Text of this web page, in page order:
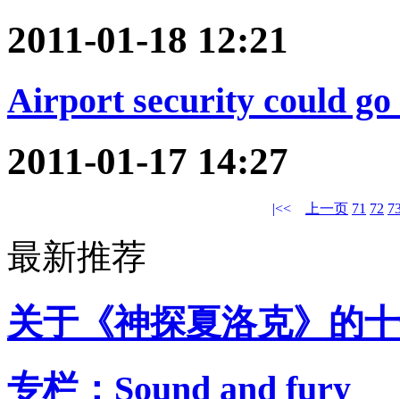
2011-01-18 12:21
Airport security could
2011-01-17 14:27
|<< 上一页 71 72
最新推荐
关于《神探夏洛克》的
专栏：Sound and fury